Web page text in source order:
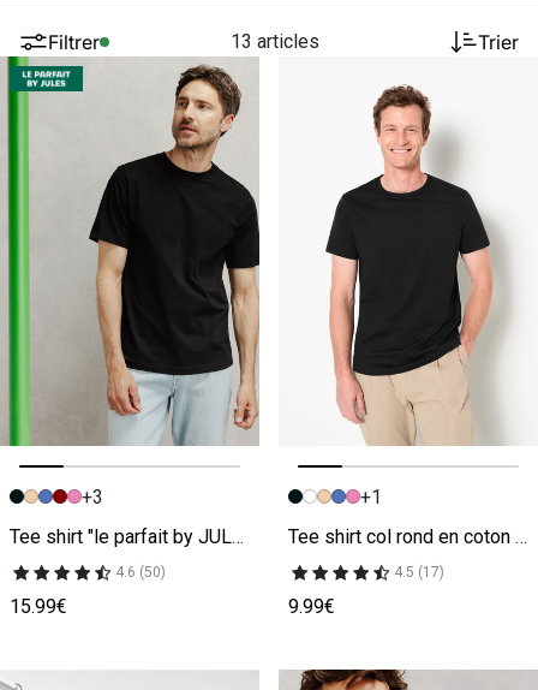
Filtrer 13 articles Trier
Image précédente
Image suivante
+3
Tee shirt "le parfait by JULES" noir
4.6 (50)
15.99€
Image précédente
Image suivante
+1
Tee shirt col rond en coton noir
4.5 (17)
9.99€